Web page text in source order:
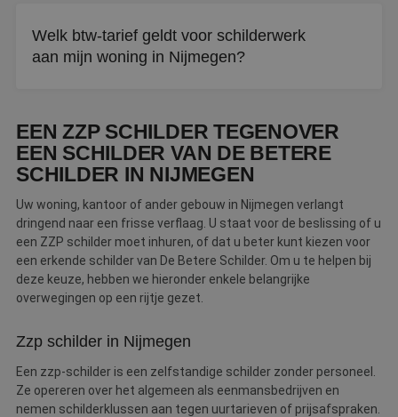
naar beide opties om te vergelijken.
Welk btw-tarief geldt voor schilderwerk
aan mijn woning in Nijmegen?
EEN ZZP SCHILDER TEGENOVER
EEN SCHILDER VAN DE BETERE
SCHILDER IN NIJMEGEN
Uw woning, kantoor of ander gebouw in Nijmegen verlangt
dringend naar een frisse verflaag. U staat voor de beslissing of u
een ZZP schilder moet inhuren, of dat u beter kunt kiezen voor
een erkende schilder van De Betere Schilder. Om u te helpen bij
deze keuze, hebben we hieronder enkele belangrijke
overwegingen op een rijtje gezet.
Zzp schilder in Nijmegen
Een zzp-schilder is een zelfstandige schilder zonder personeel.
Ze opereren over het algemeen als eenmansbedrijven en
nemen schilderklussen aan tegen uurtarieven of prijsafspraken.